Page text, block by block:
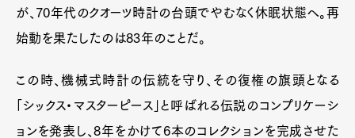
Pen international Pen tw
が、70年代のクオーツ時計の台頭でやむなく休眠状態へ。再
始動を果たしたのは83年のことだ。
この時、機械式時計の伝統を守り、その復権の旗頭となる
「シックス・マスターピース」と呼ばれる伝説のコンプリケーシ
ョンを発表し、8年をかけて6本のコレクションを完成させた